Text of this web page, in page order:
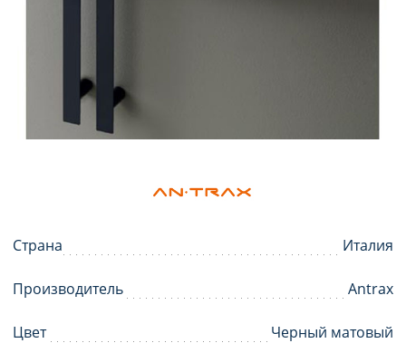
Страна Италия
Производитель Antrax
Цвет Черный матовый